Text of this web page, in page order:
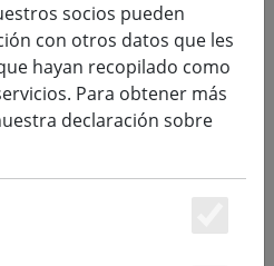
de luces juego
blanco cálido
negro
socios pueden
con otros datos que les
hayan recopilado como
Para obtener más
declaración sobre